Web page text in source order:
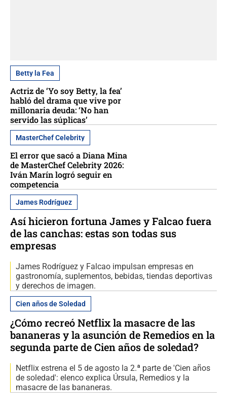
Betty la Fea
Actriz de ‘Yo soy Betty, la fea’
habló del drama que vive por
millonaria deuda: ‘No han
servido las súplicas’
MasterChef Celebrity
El error que sacó a Diana Mina
de MasterChef Celebrity 2026:
Iván Marín logró seguir en
competencia
James Rodríguez
Así hicieron fortuna James y Falcao fuera
de las canchas: estas son todas sus
empresas
James Rodríguez y Falcao impulsan empresas en
gastronomía, suplementos, bebidas, tiendas deportivas
y derechos de imagen.
Cien años de Soledad
¿Cómo recreó Netflix la masacre de las
bananeras y la asunción de Remedios en la
segunda parte de Cien años de soledad?
Netflix estrena el 5 de agosto la 2.ª parte de 'Cien años
de soledad': elenco explica Úrsula, Remedios y la
masacre de las bananeras.